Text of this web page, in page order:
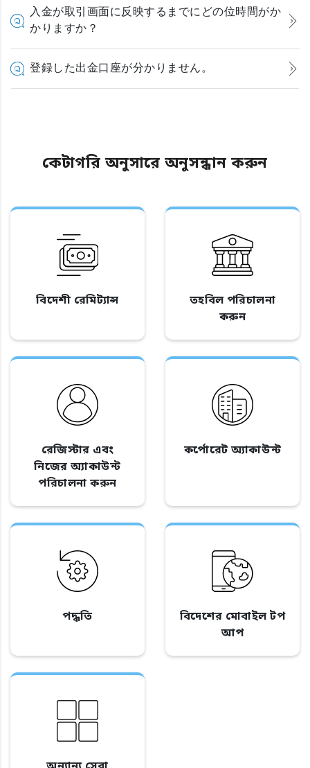
入金が取引画面に反映するまでにどの位時間がか
かりますか？
登録した出金口座が分かりません。
কেটাগরি অনুসারে অনুসন্ধান করুন
বিদেশী রেমিট্যান্স
তহবিল পরিচালনা
করুন
রেজিস্টার এবং
নিজের অ্যাকাউন্ট
পরিচালনা করুন
কর্পোরেট অ্যাকাউন্ট
পদ্ধতি
বিদেশের মোবাইল টপ
আপ